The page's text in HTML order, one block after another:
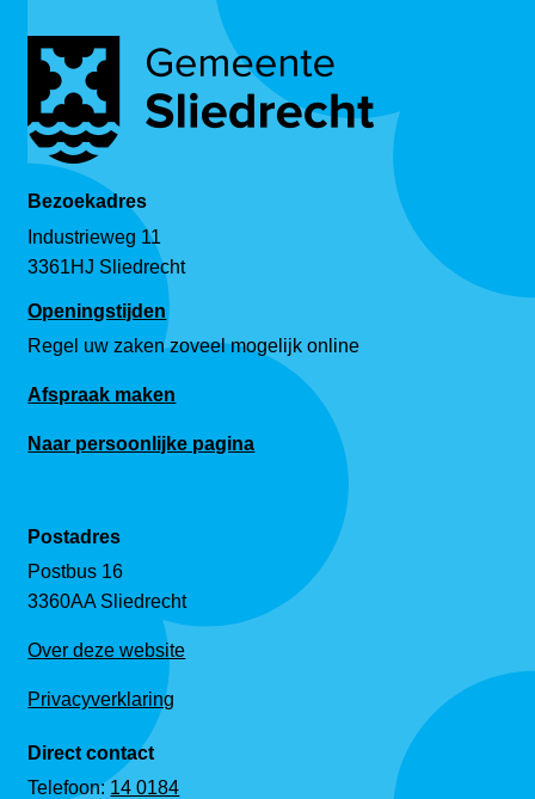
Bezoekadres
Industrieweg 11
3361HJ Sliedrecht
Openingstijden
Regel uw zaken zoveel mogelijk online
Afspraak maken
Naar persoonlijke pagina
Postadres
Postbus 16
3360AA Sliedrecht
Over deze website
Privacyverklaring
Direct contact
Telefoon:14 0184